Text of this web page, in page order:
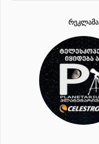
ᲠᲔᲙᲚᲐᲛᲐ